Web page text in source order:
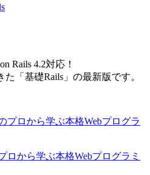
Rails 4.2対応！
「基礎Rails」の最新版です。
ロから学ぶ本格Webプログラミ